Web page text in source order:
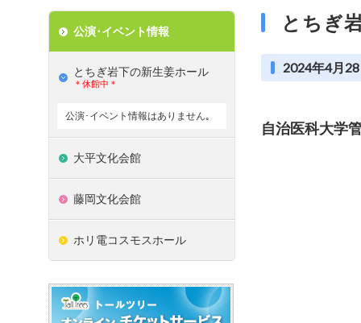
とちぎ
2024年4月
自治医科大学
公演･イベント情報
とちぎ岩下の新⽣姜ホール
＊休館中＊
公演･イベント情報はありません｡
大平文化会館
藤岡文化会館
ホリ電コスモスホール